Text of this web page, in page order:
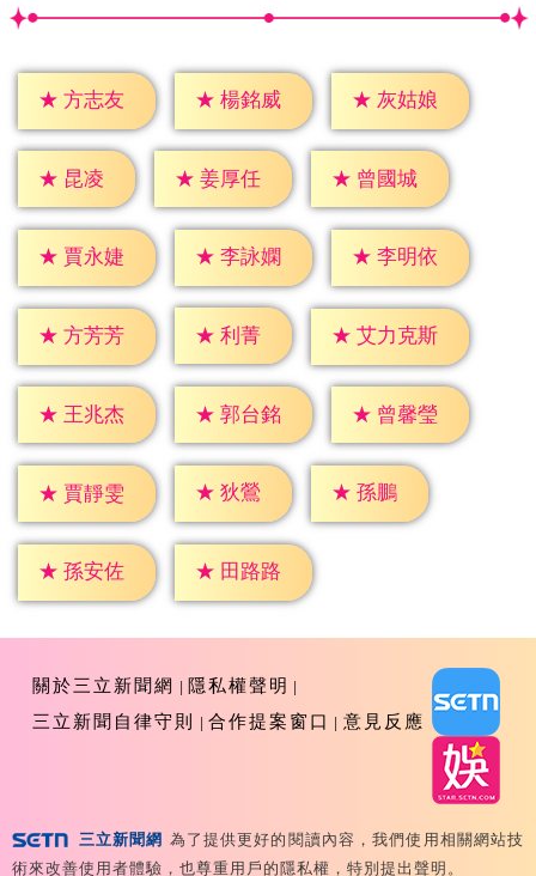
★ 方志友 ★ 楊銘威 ★ 灰姑娘
★ 昆凌 ★ 姜厚任 ★ 曾國城
★ 賈永婕 ★ 李詠嫻 ★ 李明依
★ 方芳芳 ★ 利菁 ★ 艾力克斯
★ 王兆杰 ★ 郭台銘 ★ 曾馨瑩
★ 賈靜雯 ★ 狄鶯 ★ 孫鵬
★ 孫安佐 ★ 田路路
關於三立新聞網
隱私權聲明
三立新聞自律守則
合作提案窗口 意見反應
Copyright ©2026 Sanlih E-Television All Rights
三立新聞網 為了提供更好的閱讀內容，我們使用相關網站技
術來改善使用者體驗，也尊重用戶的隱私權，特別提出聲明。